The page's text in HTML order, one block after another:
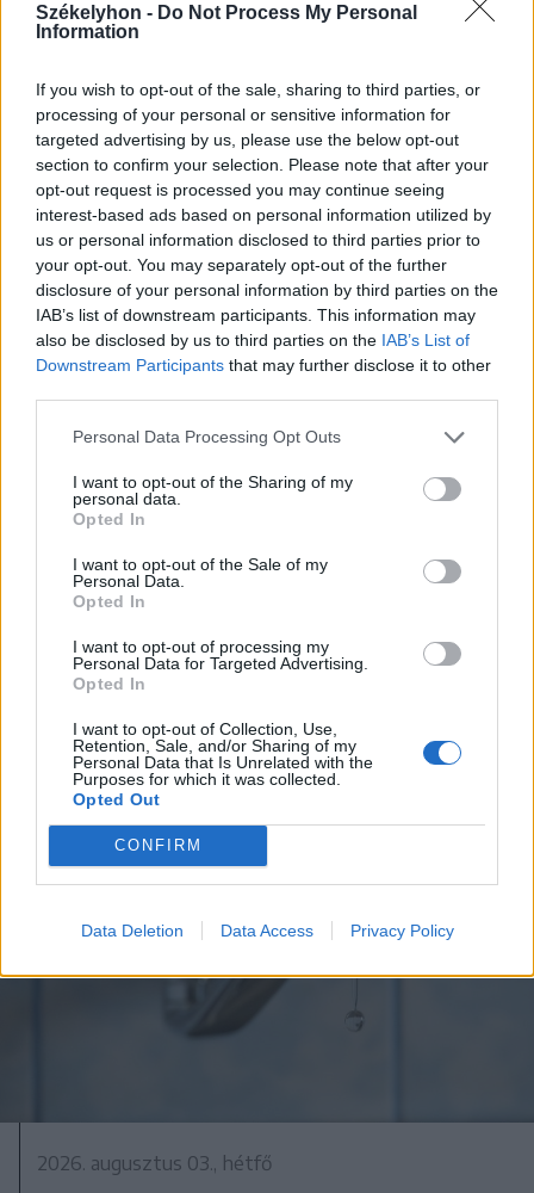
Székelyhon - Do Not Process My Personal
Information
If you wish to opt-out of the sale, sharing to third parties, or
processing of your personal or sensitive information for
targeted advertising by us, please use the below opt-out
section to confirm your selection. Please note that after your
opt-out request is processed you may continue seeing
interest-based ads based on personal information utilized by
us or personal information disclosed to third parties prior to
your opt-out. You may separately opt-out of the further
disclosure of your personal information by third parties on the
IAB’s list of downstream participants. This information may
also be disclosed by us to third parties on the IAB’s List of
Downstream Participants that may further disclose it to other
Personal Data Processing Opt Outs
I want to opt-out of the Sharing of my
personal data.
Opted In
I want to opt-out of the Sale of my
Personal Data.
Opted In
I want to opt-out of processing my
Personal Data for Targeted Advertising.
Opted In
I want to opt-out of Collection, Use,
Retention, Sale, and/or Sharing of my
Personal Data that Is Unrelated with the
Purposes for which it was collected.
Opted Out
CONFIRM
Data Deletion Data Access Privacy Policy
Dolgoznak az utak helyreállításán
2026. augusztus 03., hétfő
Hétmillió lejből újul meg a Jakab
Antal tér és két központi utca
Gyergyószentmiklóson
2026. augusztus 03., hétfő